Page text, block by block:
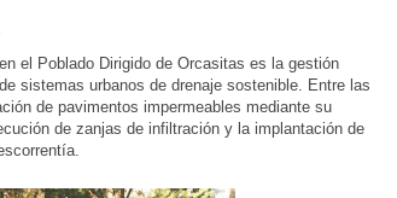
el Poblado Dirigido de Orcasitas es la gestión
sistemas urbanos de drenaje sostenible. Entre las
de pavimentos impermeables mediante su
de zanjas de infiltración y la implantación de